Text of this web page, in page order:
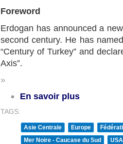
Foreword
Erdogan has announced a
second century. He has
“Century of Turkey” and
Axis”.
»
En savoir plus
TAGS:
Asie Centrale Europe
Mer Noire - Caucase du Sud
USA